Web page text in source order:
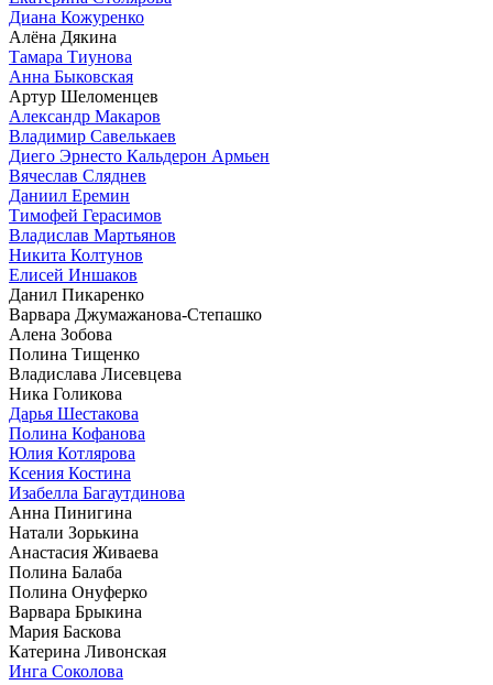
Диана Кожуренко
Алёна Дякина
Тамара Тиунова
Анна Быковская
Артур Шеломенцев
Александр Макаров
Владимир Савелькаев
Диего Эрнесто Кальдерон Армьен
Вячеслав Сляднев
Даниил Еремин
Тимофей Герасимов
Владислав Мартьянов
Никита Колтунов
Елисей Иншаков
Данил Пикаренко
Варвара Джумажанова-Степашко
Алена Зобова
Полина Тищенко
Владислава Лисевцева
Ника Голикова
Дарья Шестакова
Полина Кофанова
Юлия Котлярова
Ксения Костина
Изабелла Багаутдинова
Анна Пинигина
Натали Зорькина
Анастасия Живаева
Полина Балаба
Полина Онуферко
Варвара Брыкина
Мария Баскова
Катерина Ливонская
Инга Соколова